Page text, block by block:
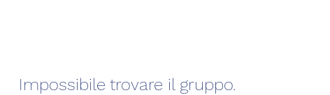
Impossibile trovare il gruppo.